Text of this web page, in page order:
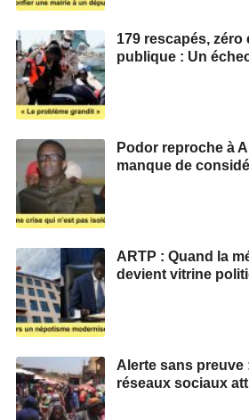
179 rescapés, zéro
publique : Un
Podor reproche à
manque de
ARTP : Quand la
devient vitrine
Alerte sans preuve
réseaux sociaux